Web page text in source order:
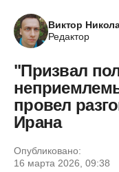
Виктор
Редактор
"Призвал
провел
Ирана
Опубликовано:
16 марта 2026, 09:38